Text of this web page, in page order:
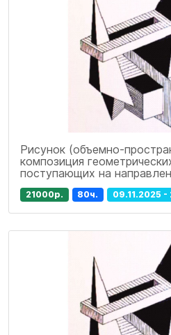
Рисунок (объемно-
композиция
поступающих на
21000р. 80ч. 09.11.2025